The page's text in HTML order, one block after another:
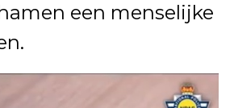
een menselijke